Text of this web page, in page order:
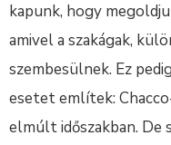
kapunk, hogy
amivel a szakágak,
szembesülnek. Ez
esetet említek:
elmúlt időszakban.